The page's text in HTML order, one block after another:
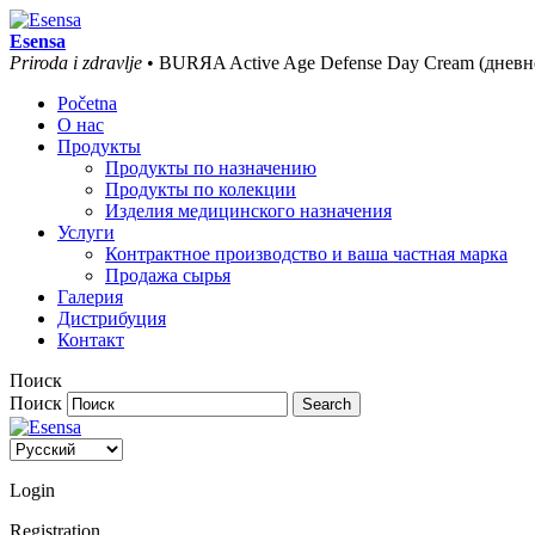
Esensa
Priroda i zdravlje • BURЯA Active Age Defense Day Cream
Početna
О нас
Продукты
Продукты по назначению
Продукты по колекции
Изделия медицинского назначения
Услуги
Контрактное производство и ваша частная марка
Продажа сырья
Галерия
Дистрибуция
Контакт
Поиск
Поиск
Login
Registration